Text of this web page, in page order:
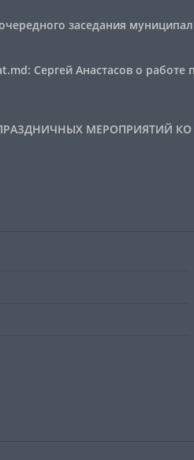
заседания
Сергей Анастасов о
МЕРОПРИЯТИЙ КО